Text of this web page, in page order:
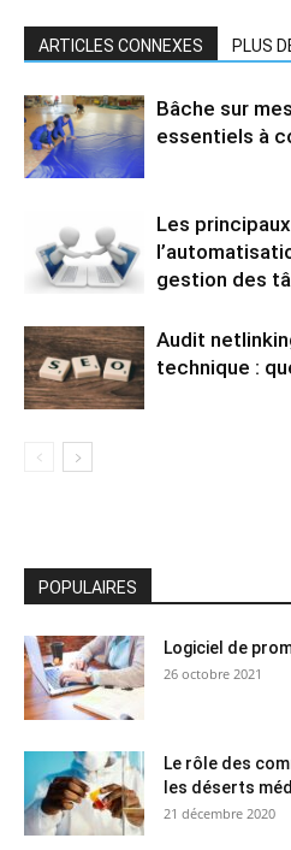
ARTICLES CONNEXES PLUS
Bâche sur
essentiels à
Les
gestion des
Audit
technique :
POPULAIRES
Logiciel de
26 octobre 2021
Le rôle des
les déserts
21 décembre 2020